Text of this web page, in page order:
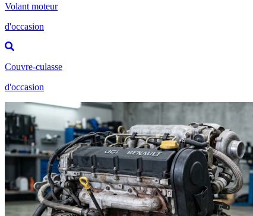
Volant moteur
d'occasion
Couvre-culasse
d'occasion